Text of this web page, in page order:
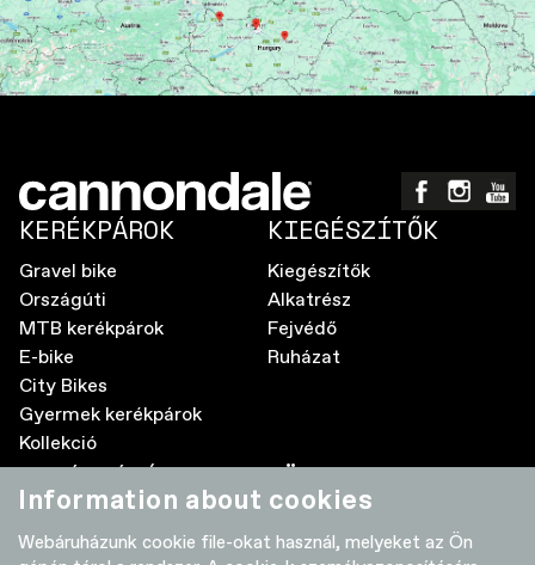
KERÉKPÁROK
Gravel bike
Országúti
MTB kerékpárok
E-bike
City Bikes
Gyermek kerékpárok
Kollekció
KIEGÉSZÍTŐK
Kiegészítők
Alkatrész
Fejvédő
Ruházat
A MÁRKÁRÓL
Élettartam garancia
TÖBB
Adatvédelmi nyilatkozat
Information about cookies
Webáruházunk cookie file-okat használ, melyeket az Ön